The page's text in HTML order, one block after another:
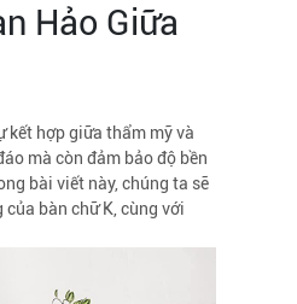
Hảo Giữa
kết hợp giữa thẩm mỹ và
mà còn đảm bảo độ bền
bài viết này, chúng ta sẽ
bàn chữ K, cùng với